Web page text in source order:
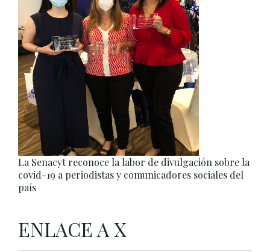
La Senacyt reconoce la labor de divulgación sobre la
covid-19 a periodistas y comunicadores sociales del
país
ENLACE A X